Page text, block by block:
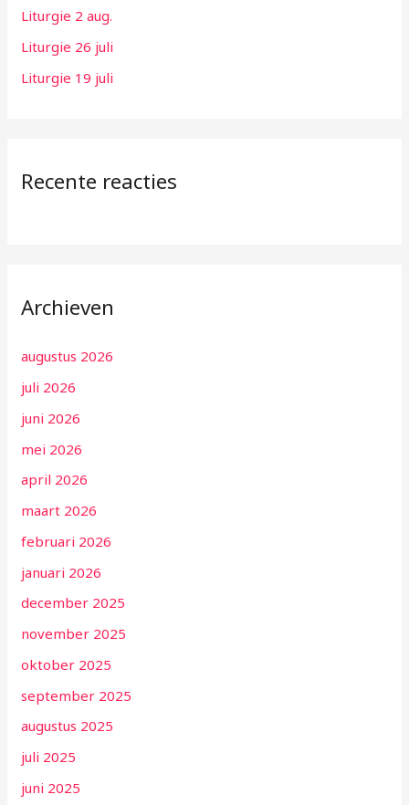
:Liturgie 2 aug.
Liturgie 26 juli
Liturgie 19 juli
Recente reacties
Archieven
augustus 2026
juli 2026
juni 2026
mei 2026
april 2026
maart 2026
februari 2026
januari 2026
december 2025
november 2025
oktober 2025
september 2025
augustus 2025
juli 2025
juni 2025